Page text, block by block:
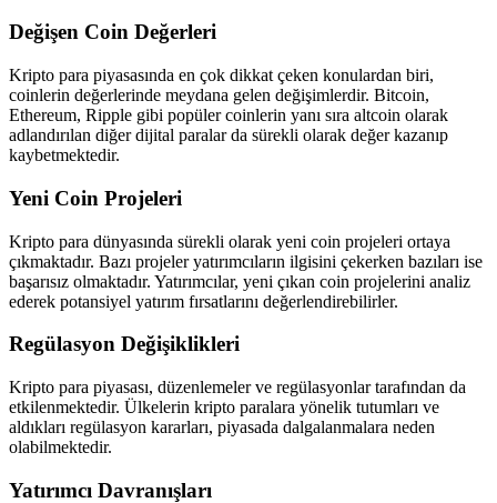
Değişen Coin Değerleri
Kripto para piyasasında en çok dikkat çeken konulardan biri,
coinlerin değerlerinde meydana gelen değişimlerdir. Bitcoin,
Ethereum, Ripple gibi popüler coinlerin yanı sıra altcoin olarak
adlandırılan diğer dijital paralar da sürekli olarak değer kazanıp
kaybetmektedir.
Yeni Coin Projeleri
Kripto para dünyasında sürekli olarak yeni coin projeleri ortaya
çıkmaktadır. Bazı projeler yatırımcıların ilgisini çekerken bazıları ise
başarısız olmaktadır. Yatırımcılar, yeni çıkan coin projelerini analiz
ederek potansiyel yatırım fırsatlarını değerlendirebilirler.
Regülasyon Değişiklikleri
Kripto para piyasası, düzenlemeler ve regülasyonlar tarafından da
etkilenmektedir. Ülkelerin kripto paralara yönelik tutumları ve
aldıkları regülasyon kararları, piyasada dalgalanmalara neden
olabilmektedir.
Yatırımcı Davranışları